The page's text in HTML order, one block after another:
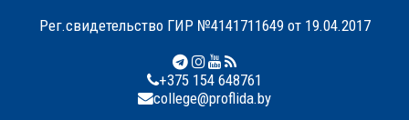
Рег.свидетельство ГИР №4141711649 от 19.04.2017
+375 154 648761
college@proflida.by